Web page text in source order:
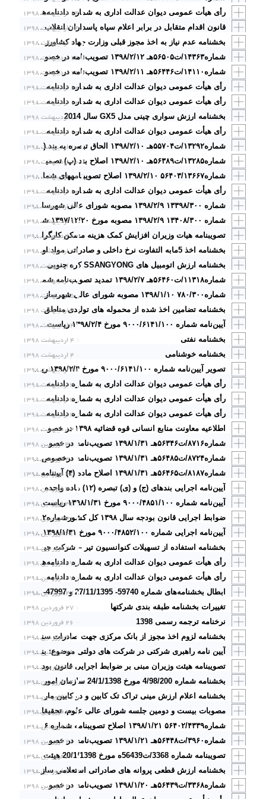
۱۴ اردیبهشت ۱۳۹۸ رأی هیأت عمومی دیوان عدالت اداری به شماره دادنامه‌های ۹۷۰۹۹۷۰۹۰۵۸۰۰۴۱۵ و ۹۷۰۹۹۷۰۹۰۵۸۰۰۴۱۶ مورخ ۱۳۹۶/۵/۳
۱۴ اردیبهشت ۱۳۹۸ قانون اقدام متقابل در برابر اعلام سپاه پاسداران انقلاب اسلامی به‌عنوان «سازمان تروریستی» توسط ایالات متحده آمریکا که با عنوان طرح دوفوریتی تقویت جایگاه سپاه پاسداران انقلاب اسلامی در برابر آمریکا به مجلس شورای اسلامی تقدیم شده بود با تصویب در جلسه علنی روز سه‌شنبه مورخ ۱۳۹۸/۲/۳
۱۲ اردیبهشت ۱۳۹۸ بخشنامه عدم نیاز به اخذ مجوز قبلی وزارت جهاد کشاورزی در سال 1393 جهت واردات کنجاله سویا وذرت
۱۲ اردیبهشت ۱۳۹۸ شماره۱۴۳۶۳/ت۵۶۵۰۵هـ ۱۳۹۸/۲/۱۲ تصویب‌نامه در خصوص خرید گندم مازاد بر نیاز کشاورزان وزارت جهادکشاورزی ـ وزارت امور اقتصادی و دارایی
۱۱ اردیبهشت ۱۳۹۸ شماره۱۴۱۱۰/ت۵۶۴۴۶هـ ۱۳۹۸/۲/۱۱ تصویب‌نامه در خصوص تعیین حداقل و حداکثر جریمه نقدی مندرج در ماده (۱۴) قانون توسعه ابزارها و نهادهای مالی جدید
۱۰ اردیبهشت ۱۳۹۸ رأی هیأت عمومی دیوان عدالت اداری به شماره دادنامه ۹۸۰۹۹۷۰۹۰۵۸۱۰۱۵۹ مورخ ۱۳۹۸/۲/۱۰ با موضوع: «ابطال ماده ۲۱ تعرفه عوارض محلی سال ۱۳۸۸ شورای اسلامی شهر مرند
۱۰ اردیبهشت ۱۳۹۸ رأی هیأت عمومی دیوان عدالت اداری به شماره دادنامه ۹۸۰۹۹۷۰۹۰۵۸۱۰۱۵۷ مورخ ۱۳۹۸/۲/۱۰ با موضوع: «ابطال آیین‌نامه داخلی شورای شهر کرج مورخ ۱۳۹۲/۶/۱۶»
۱۰ اردیبهشت ۱۳۹۸ بخشنامه ارزش سواری چینی مدل GX5 سال 2014
۱۰ اردیبهشت ۱۳۹۸ رأی هیأت عمومی دیوان عدالت اداری به شماره دادنامه ۹۸۰۹۹۷۰۹۰۵۸۱۰۱۵۳ مورخ ۱۳۹۸/۲/۱۰ با موضوع: «ابطال تبصره ۱ ماده ۶ آیین‌نامه مهمانی و انتقالی دانشجویان مصوب سال ۱۳۸۹ وزارت علوم، تحقیقات و فناوری
۱۰ اردیبهشت ۱۳۹۸ شماره۱۳۲۹۲/ت۵۵۷۰۴هـ ۱۳۹۸/۲/۱۰ الحاق تبصره‌ به بند (ث) ماده (۱) آیین‌نامه اجرایی ماده (۴۶) قانون رفع موانع تولید رقابت­پذیر و ارتقای نظام مالی کشو
۱۰ اردیبهشت ۱۳۹۸ شماره۱۳۲۸۵/ت۵۶۳۸۹هـ ۱۳۹۸/۲/۱۰ اصلاح بند (پ) تصمیم‌نامه شماره ۱۷۳۴۹۶/ت۵۰۲۰۴ن مورخ ۱۳۹۲/۱۱/۱۹
۱۰ اردیبهشت ۱۳۹۸ شماره۵۶۴۰۳/۱۳۶۶۷ ۱۳۹۸/۲/۱۰ اصلاح تصویب­نامه­های شماره ۲۸۹۳/ت۵۶۴۰۳هـ مورخ ۱۳۹۸/۱/۱۹ و شماره ۲۷۶۲/ت۵۶۴۰۳هـ مورخ ۱۳۹۸/۱/۱۹
۱۰ اردیبهشت ۱۳۹۸ رأی هیأت عمومی دیوان عدالت اداری به شماره دادنامه ۹۸۰۹۹۷۰۹۰۵۸۱۰۱۵۲ مورخ ۱۳۹۸/۲/۱۰ با موضوع: «ابطال بند ۶ دستورالعمل واگذاری فضاهای مراکز فرهنگی و هنری در وزارت فرهنگ و ارشاد اسلامی»
۹ اردیبهشت ۱۳۹۸ شماره ۱۳۳۹۸/۳۰۰ ۱۳۹۸/۲/۹ مصوبه شورای عالی شهرسازی و معماری ایران پیرامون مغایرتهای اساسی طرح جامع ـ تفصیلی شهر ارجمند استاندار محترم و رئیس‌شورای برنامه‌ریزی و توسعه استان تهران
۹ اردیبهشت ۱۳۹۸ شماره ۱۳۴۰۸/۳۰۰ ۱۳۹۸/۲/۹ مصوبه مورخ ۱۳۹۷/۱۲/۲۰ شورای عالی شهرسازی و معماری ایران پیرامون مغایرتهای اساسی طرح جامع شهر شیراز (گویم)
۸ اردیبهشت ۱۳۹۸ تصویبنامه هیات وزیران افزایش کمک هزینه مسکن کارگران در سال ۱۳۹۸
۸ اردیبهشت ۱۳۹۸ بخشنامه اخذ 5مابه التفاوت نرخ داخلی و صادراتی مواد اولیه مورد مصرف فرآورده های صادراتی مایع نفت و گاز
۸ اردیبهشت ۱۳۹۸ بخشنامه ارزش اتومبیل های SSANGYONG کره جنوبی سال 2014
۷ اردیبهشت ۱۳۹۸ شماره۱۱۳۱۸/ت۵۶۴۶۰هـ ۱۳۹۸/۲/۷ تمدید تصویب‌نامه شماره ۱۶۵۴۰۷/ت۵۳۹۳۰هـ مورخ ۱۲/۲۵/ ۱۳۹۵ در سال ۱۳۹۸
۵ اردیبهشت ۱۳۹۸ شماره۷۸۰/۳۰۰ ۱۳۹۸/۱/۱۰ مصوبه شورای عالی شهرسازی و معماری ایران درخصوص طرح جامع ـ تفصیلی شهر چغامیش
۴ اردیبهشت ۱۳۹۸
بخشنامه تضامین اخذ شده از محموله های تولیدی مناطق
۴ اردیبهشت ۱۳۹۸ آیین‌نامه شماره ۹۰۰۰/۶۱۴۱/۱۰۰ مورخ ۱۳۹۸/۲/۴ ریاست محترم قوه قضائیه در خصوص «نحوه اجرای قرار تعلیق اجرای مجازات، آزادی مشروط، قرار تعویق صدور حکم، نظام نیمه آزادی و آزادی تحت نظارت سامانه‌های الکترونیکی و جایگزین‌های حبس
۴ اردیبهشت ۱۳۹۸ بخشنامه نفتی
۴ اردیبهشت ۱۳۹۸ بخشنامه خوشنامی
۴ اردیبهشت ۱۳۹۸ تصویر آیین‌نامه شماره ۹۰۰۰/۶۱۴۱/۱۰۰ مورخ ۱۳۹۸/۲/۴ ریاست محترم قوه قضائیه در خصوص «نحوه اجرای قرار تعلیق اجرای مجازات، آزادی مشروط، قرار تعویق صدور حکم، نظام نیمه آزادی و آزادی تحت نظارت سامانه‌های الکترونیکی و جایگزین‌های حبس»
۳ اردیبهشت ۱۳۹۸ رأی هیأت عمومی دیوان عدالت اداری به شماره دادنامه ۹۸۰۹۹۷۰۹۰۵۸۱۰۰۹۸ مورخ ۱۳۹۸/۲/۳
۳ اردیبهشت ۱۳۹۸ رأی هیأت عمومی دیوان عدالت اداری به شماره دادنامه ۹۸۰۹۹۷۰۹۰۵۸۱۰۰۹۵ مورخ ۱۳۹۸/۲/۳با موضوع: «ابطال فراز اول طرح تفصیلی تجدیدنظر شهر زنجان و تبصره (۴) آن مورخ ۱۳۶۵/۱۰/۱ مصوب کمیسیون موضوع ماده ۵ قانون تأسیس شورای عالی شهرسازی و معماری ایران مستقر در استان زنجان»
۳ اردیبهشت ۱۳۹۸ رأی هیأت عمومی دیوان عدالت اداری به شماره دادنامه ۹۸۰۹۹۷۰۹۰۵۸۱۰۰۹۳ مورخ ۱۳۹۸/۲/۳ با موضوع: «ابطال نامه شماره ۹۴۰۴۰ـ ۱۳۹۶/۵/۲۲ اداره کل روابط کار و جبران خدمت وزارت تعاون، کار و رفاه اجتماعی»
۲ اردیبهشت ۱۳۹۸ اطلاعیه معاونت منابع انسانی قوه قضائیه ۱۳۹۸ در خصوص نتایح پذیرش موسسات میانجیگری
۳۱ فروردین ۱۳۹۸ شماره۸۷۱۶/ت۵۶۳۴۶هـ ۱۳۹۸/۱/۳۱ تصویب‌نامه در خصوص تعیین شرکت­های دولتی مکلف به انجام حسابرسی عملیاتی از طریق سازمان حسابرسی و یا مؤسسات حسابرسی عضو جامعه حسابداران رسمی ایران
۳۱ فروردین ۱۳۹۸ شماره۸۷۲۴/ت۵۶۴۸۵هـ ۱۳۹۸/۱/۳۱ تصویب‌نامه درخصوص ضریب حقوق شاغلین مشمول قانون مدیریت خدمات‌کشوری و قانون نظام هماهنگ پرداخت کارکنان دولت برای سال ۱۳۹۸
۳۱ فروردین ۱۳۹۸ شماره۸۱۸۷/ت۵۶۴۶۵هـ ۱۳۹۸/۱/۳۱ اصلاح ماده (۴) آیین­نامه جلوگیری از تخریب و آلودگی غیرقابل جبران تالاب­ها
۳۱ فروردین ۱۳۹۸ آیین‌نامه اجرایی بندهای (ج) و (ی) تبصره (۱۲) ماده واحده قانون بودجه شماره۸۲۰۳/ت۵۶۴۹۰هـ ۱۳۹۸/۱/۳۱
۳۱ فروردین ۱۳۹۸ آیین‌نامه شماره ۹۰۰۰/۴۸۵۱/۱۰۰ مورخ ۱۳۹۸/۱/۳۱ ریاست محترم قوه قضائیه در خصوص «تعرفه هزینه ایاب و ذهاب گواهان
۳۱ فروردین ۱۳۹۸ ضوابط اجرایی قانون بودجه سال ۱۳۹۸ کل کشورشماره۸۷۲۲/ت۵۶۴۶۱هـ ۱۳۹۸/۱/۳۱ سازمان برنامه و بودجه کشور
۳۱ فروردین ۱۳۹۸ آیین‌نامه اجرایی شماره ۹۰۰۰/۴۸۵۲/۱۰۰ مورخ ۱۳۹۸/۱/۳۱ ریاست محترم قوه قضائیه در خصوص «نحوه نگهداری و درمان مجانین»
۲۷ فروردین ۱۳۹۸ بخشنامه استفاده از تسهیلات کنوانسیون تیر – شرکت جیحون ترابری
۲۷ فروردین ۱۳۹۸ رأی هیأت عمومی دیوان عدالت اداری به شماره دادنامه‌های ۹۸۰۹۹۷۰۹۰۵۸۱۰۰۸۷ الی ۹۸۰۹۹۷۰۹۰۵۸۱۰۰۹۱ مورخ ۱۳۹۸/۱/۲۷ با موضوع: « ابطال بخشنامه‌های شماره ۵۹۷۴۰ ـ ۱۳۹۵/۱۱/۲۷ و شماره ۴۷۹۹۷ ـ ۱۳۹۶/۱۰/۳۰ رئیس سازمان شهرداریها و دهیاریهای کشور و بخشنامه‌های شماره ۹۸۶۷۲۰ ـ ۱۳۹۵/۱۱/۶ و ۱۵۴۲۹۸۵ ـ ۱۳۹۶/۹/۹ رئیس سازمان امور اداری و استخدامی کشور »
۲۷ فروردین ۱۳۹۸ رأی هیأت عمومی دیوان عدالت اداری به شماره دادنامه ۹۸۰۹۹۷۰۹۰۵۸۱۰۰۷۳ مورخ ۱۳۹۸/۱/۲۷ با موضوع: «اصلاح رأی شماره ۶۰۱ ـ ۱۳۹۸/۱۲/۹ هیأت عمومی»
۲۷ فروردین ۱۳۹۸ ابطال بخشنامه‌های شماره 59740- 27/11/1395 و 47997- 30/10/1396 سازمان شهرداری‌ها و دهیاری‌ها و مجوزهای صادره از سوی سازمان اداری و استخدامی کشور در خصوص تبدیل وضعیت کارکنان قراردادی به پیمانی در شهرداری‌ها (دادنامه شماره 87 الی 91 مورخ 27/1/1398 هیئت عمومی
۲۷ فروردین ۱۳۹۸ تغییرات بخشنامه طبقه بندی شرکتها
۲۶ فروردین ۱۳۹۸ نرخنامه ترجمه رسمی 1398
۲۶ فروردین ۱۳۹۸ بخشنامه لزوم اخذ مجوز از بانک مرکزی جهت صادرات سنگهای نیمه قیمتی و قیمتی
۲۶ فروردین ۱۳۹۸ آیین نامه راهبری شرکتی در شرکت های دولتی موضوع: بند «ب» ماده (۴) قانون برنامه ششم توسعه اقتصادی، اجتماعی و فرهنگی
۲۶ فروردین ۱۳۹۸ تصویبنامه هیئت وزیران مبنی بر ضوابط اجرایی قانون بودجه سال ۱۳۹۸ کل کشور
۲۴ فروردین ۱۳۹۸ بخشنامه شماره 4/98/200 مورخ 24/1/1398 سازمان امور مالیاتی کشور مبنی بر میزان معافیت سالانه حقوق و همچنین نرخ مالیات و درآمد حقوق سال 1398 وفق مقررات بند (الف) تبصره 6 قانون بودجه سال 1398 کل کشور
۲۱ فروردین ۱۳۹۸ بخشنامه اعلام ارزش مینی تراک تک کابین و دو کابین مارک CHANGHE سال 2012
۲۱ فروردین ۱۳۹۸ مصوبات بیست و دومین جلسه شورای عالی علوم، تحقیقات و فناوری (عتفشماره۳/۱۲/۹ ۱۳۹۸/۱/۲۱
۲۱ فروردین ۱۳۹۸ شماره۵۶۴۰۲/۴۳۳۹ ۱۳۹۸/۱/۲۱ اصلاح تصویب­نامه شماره ۱۴۶۶/ت۵۶۴۰۲هـ مورخ ۱۳۹۸/۱/۱۷
۲۱ فروردین ۱۳۹۸ شماره۳۹۶۰/ت۵۶۴۴۸هـ ۱۳۹۸/۱/۲۱ تصویب‌نامه در خصوص تعیین آقایان غلامعلی مهری و ابراهیم ابراهیمی، به عنوان اعضای هیأت عالی رسیدگی به تخلفات اداری
۲۰ فروردین ۱۳۹۸ تصویبنامه شماره 3368/ت56439ه مورخ 20/1/1398 هیئت وزیران مبنی بر تعیین مأخذ محاسبه عوارض و وجوه براساس ارزش معاملاتی ملک در ۱۳۹۸
۲۰ فروردین ۱۳۹۸ بخشنامه ارزش قطعی پروانه های صادراتی استعلامی سازمان توسعه تجارت ایران
۲۰ فروردین ۱۳۹۸ شماره۳۳۶۸/ت۵۶۴۳۹هـ ۱۳۹۸/۱/۲۰ تصویب‌نامه در خصوص مأخذ محاسبه سایر عوارض و وجوه موضوع تبصره (۳) ماده (۶۴) اصلاحی قانون مالیات­های مستقیم ـ مصوب ۱۳۹۴ ـ در سال ۱۳۹۸